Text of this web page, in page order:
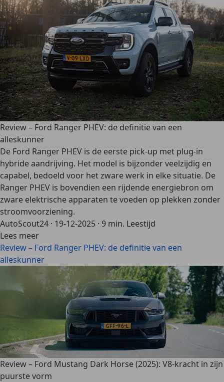
Review – Ford Ranger PHEV: de definitie van een
alleskunner
De Ford Ranger PHEV is de eerste pick-up met plug-in
hybride aandrijving. Het model is bijzonder veelzijdig en
capabel, bedoeld voor het zware werk in elke situatie. De
Ranger PHEV is bovendien een rijdende energiebron om
zware elektrische apparaten te voeden op plekken zonder
stroomvoorziening.
AutoScout24 · 19-12-2025 · 9 min. Leestijd
Lees meer
Review – Ford Ranger PHEV: de definitie van een
alleskunner
Review – Ford Mustang Dark Horse (2025): V8-kracht in zijn
puurste vorm